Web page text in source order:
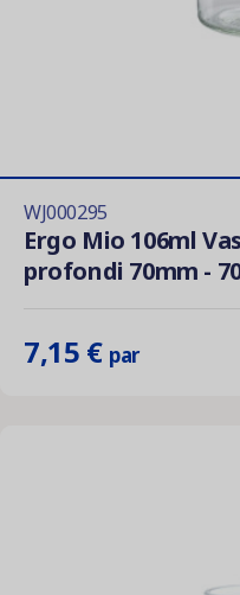
WJ000295
Ergo Mio 106ml
profondi 70mm -
7,15 € par